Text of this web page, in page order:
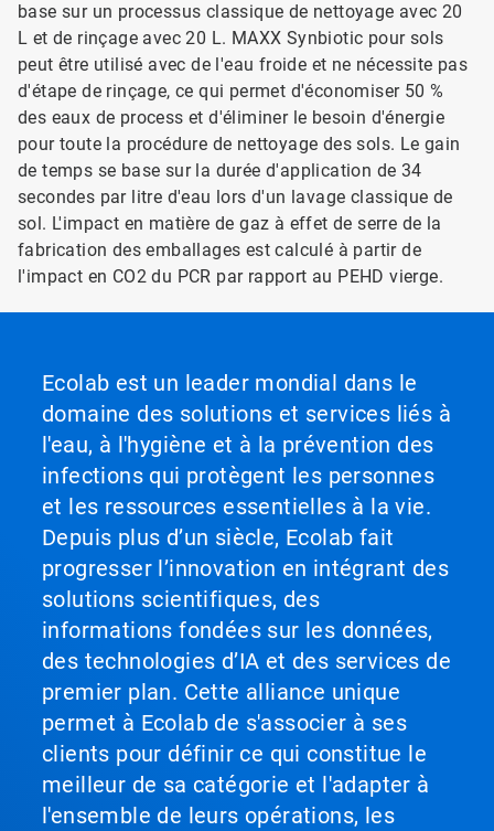
base sur un processus classique de nettoyage avec 20
L et de rinçage avec 20 L. MAXX Synbiotic pour sols
peut être utilisé avec de l'eau froide et ne nécessite pas
d'étape de rinçage, ce qui permet d'économiser 50 %
des eaux de process et d'éliminer le besoin d'énergie
pour toute la procédure de nettoyage des sols. Le gain
de temps se base sur la durée d'application de 34
secondes par litre d'eau lors d'un lavage classique de
sol. L'impact en matière de gaz à effet de serre de la
fabrication des emballages est calculé à partir de
l'impact en CO2 du PCR par rapport au PEHD vierge.
Ecolab est un leader mondial dans le
domaine des solutions et services liés à
l'eau, à l'hygiène et à la prévention des
infections qui protègent les personnes
et les ressources essentielles à la vie.
Depuis plus d’un siècle, Ecolab fait
progresser l’innovation en intégrant des
solutions scientifiques, des
informations fondées sur les données,
des technologies d’IA et des services de
premier plan. Cette alliance unique
permet à Ecolab de s'associer à ses
clients pour définir ce qui constitue le
meilleur de sa catégorie et l'adapter à
l'ensemble de leurs opérations, les